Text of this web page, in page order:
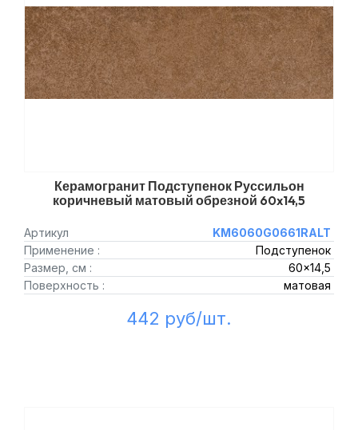
Керамогранит Подступенок Руссильон
коричневый матовый обрезной 60x14,5
Артикул
KM6060G0661RALT
Применение :
Подступенок
Размер, см :
60x14,5
Поверхность :
матовая
442 руб/шт.